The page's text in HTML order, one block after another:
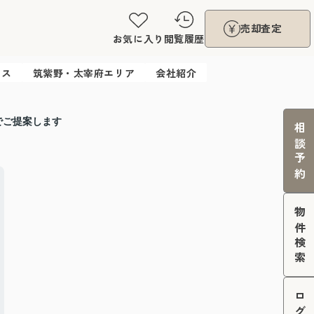
お気に入り 閲覧履歴
売却査定
筑紫野・太宰府エリア 会社紹介
提案します
相談予約
物件検索